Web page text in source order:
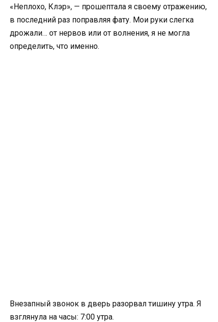
«Неплохо, Клэр», — прошептала я своему отражению,
в последний раз поправляя фату. Мои руки слегка
дрожали… от нервов или от волнения, я не могла
определить, что именно.
Внезапный звонок в дверь разорвал тишину утра. Я
взглянула на часы: 7:00 утра.